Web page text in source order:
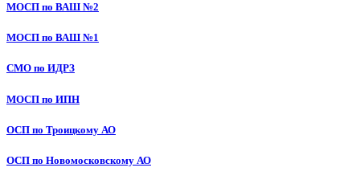
МОСП по ВАШ №2
МОСП по ВАШ №1
СМО по ИДРЗ
МОСП по ИПН
ОСП по Троицкому АО
ОСП по Новомосковскому АО